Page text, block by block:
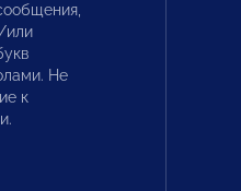
или
Не
к